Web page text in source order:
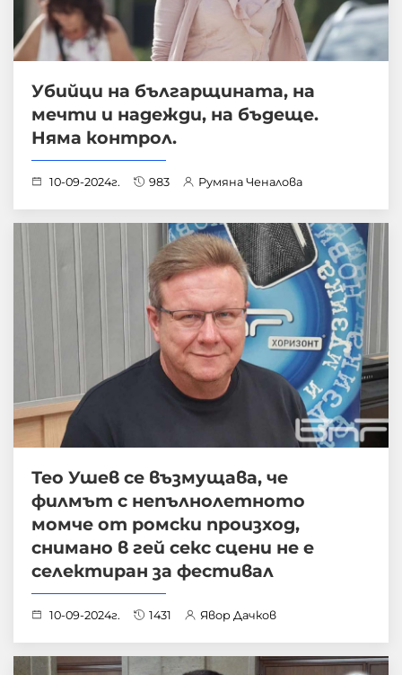
Убийци на българщината, на
мечти и надежди, на бъдеще.
Няма контрол.
10-09-2024г. 983 Румяна Ченалова
Тео Ушев се възмущава, че
филмът с непълнолетното
момче от ромски произход,
снимано в гей секс сцени не е
селектиран за фестивал
10-09-2024г. 1431 Явор Дачков